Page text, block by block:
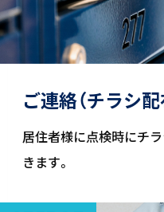
ご連絡（チラシ配
居住者様に点検時にチ
きます。